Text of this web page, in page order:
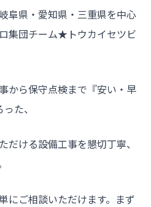
阜県・愛知県・三重県を中心
集団チーム★トウカイセツビ
から保守点検まで『安い・早
た、
だける設備工事を懇切丁寧、
にご相談いただけます。まず